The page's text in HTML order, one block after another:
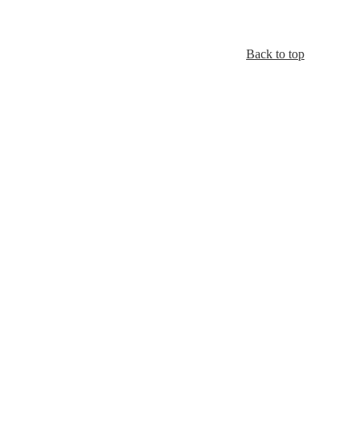
Back to top